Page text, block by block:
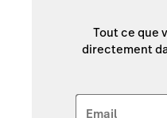
Tout ce que
directement
Email